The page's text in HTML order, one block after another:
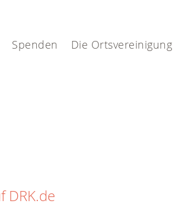
Spenden Die Ortsvereinigung
DRK.de